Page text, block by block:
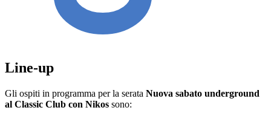
Line-up
Gli ospiti in programma per la serata Nuova sabato underground
al Classic Club con Nikos sono: